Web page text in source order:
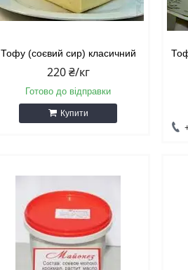
Тофу (соєвий сир) класичний
220 ₴/кг
Готово до відправки
Купити